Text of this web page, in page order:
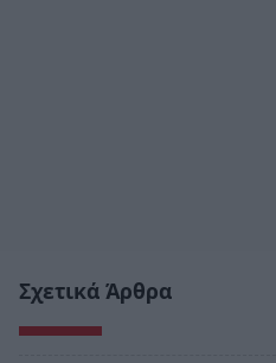
Σχετικά Άρθρα